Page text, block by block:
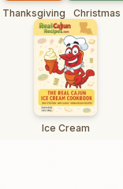
Thanksgiving Christmas
Ice Cream